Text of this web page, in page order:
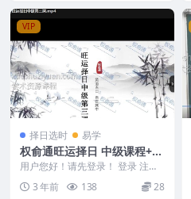
VIP
择日选时 易学
权俞通旺运择日 中级课程+初
级课程
用户您好！请先登录！ 登录 注册
权俞通旺运择日 此课程缺失不全
中级和初级都有缺...
3 年前 138 28